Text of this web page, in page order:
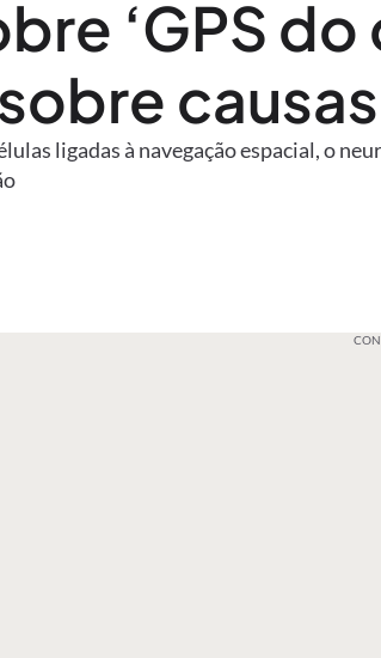
‘GPS
ligadas à navegação espacial, o